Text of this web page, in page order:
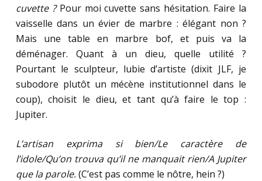
cuvette ?Pour moi cuvette sans hésitation. Faire la
vaisselle dans un évier de marbre : élégant non ?
Mais une table en marbre bof, et puis va la
déménager. Quant à un dieu, quelle utilité ?
Pourtant le sculpteur, lubie d’artiste (dixit JLF, je
subodore plutôt un mécène institutionnel dans le
coup), choisit le dieu, et tant qu’à faire le top :
Jupiter.
L’artisan exprima si bien/Le caractère de
l’idole/Qu’on trouva qu’il ne manquait rien/A Jupiter
que la parole.(C’est pas comme le nôtre, hein ?)